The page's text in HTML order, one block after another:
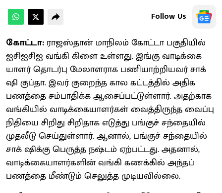
Follow Us
கோட்டா: ​ ராஜஸ்​தான் மாநிலம் கோட்டா பகு​தி​யில்
ஐசிஐசிஐ வங்கி கிளை உள்​ளது. இங்கு வாடிக்​கை​
யாளர் தொடர்பு மேலாளராக பணி​யாற்​றிய​வர் சாக்
ஷி குப்​தா. இவர் குறைந்த கால கட்​டத்தில் அதிக
பணத்தை சம்​பா​திக்க ஆசைப்​பட்​டுள்​ளார். அதற்​காக
வங்​கி​யில் வாடிக்​கை​யாளர்​கள் வைத்​திருந்த வைப்பு
நிதியை சிறிது சிறி​தாக எடுத்து பங்​குச் சந்​தை​யில்
முதலீடு செய்​துள்​ளார். ஆனால், பங்​குச் சந்​தை​யில்
சாக் ஷிக்கு பெருத்த நஷ்டம் ஏற்​பட்​டது. அதனால்,
வாடிக்​கை​யாளர்​களின் வங்கி கணக்​கில் அந்​தப்
பணத்தை மீண்​டும் செலுத்த முடிய​வில்​லை.